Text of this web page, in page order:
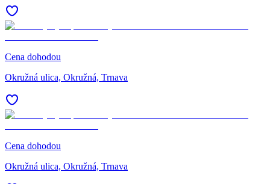
Cena dohodou
Okružná ulica, Okružná, Trnava
Cena dohodou
Okružná ulica, Okružná, Trnava